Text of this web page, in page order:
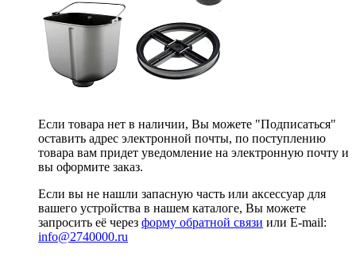
Если товара нет в наличии, Вы можете "Подписаться"
оставить адрес электронной почты, по поступлению
товара вам придет уведомление на электронную почту и
вы оформите заказ.
Если вы не нашли запасную часть или аксессуар для
вашего устройства в нашем каталоге, Вы можете
запросить её через форму обратной связи или E-mail:
info@2740000.ru